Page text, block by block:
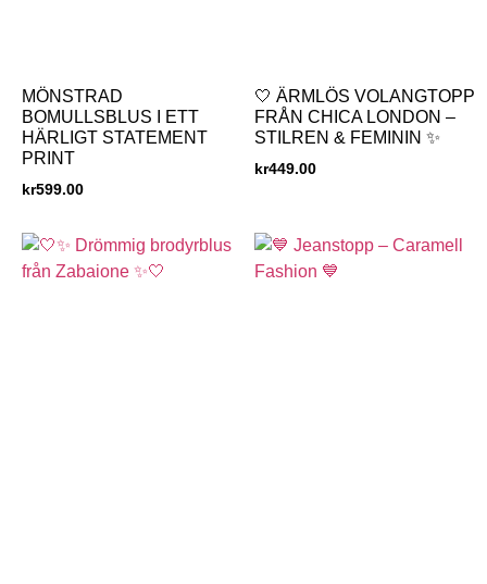
MÖNSTRAD
BOMULLSBLUS I ETT
HÄRLIGT STATEMENT
PRINT
kr599.00
🤍 ÄRMLÖS VOLANGTOPP
FRÅN CHICA LONDON –
STILREN & FEMININ ✨
kr449.00